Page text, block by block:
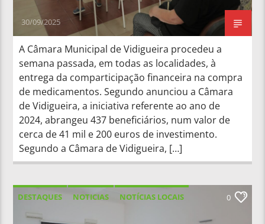
30/09/2025
A Câmara Municipal de Vidigueira procedeu a
semana passada, em todas as localidades, à
entrega da comparticipação financeira na compra
de medicamentos. Segundo anunciou a Câmara
de Vidigueira, a iniciativa referente ao ano de
2024, abrangeu 437 beneficiários, num valor de
cerca de 41 mil e 200 euros de investimento.
Segundo a Câmara de Vidigueira, […]
DESTAQUES NOTICIAS
NOTÍCIAS LOCAIS
NOTÍCIAS NACIONAIS
0